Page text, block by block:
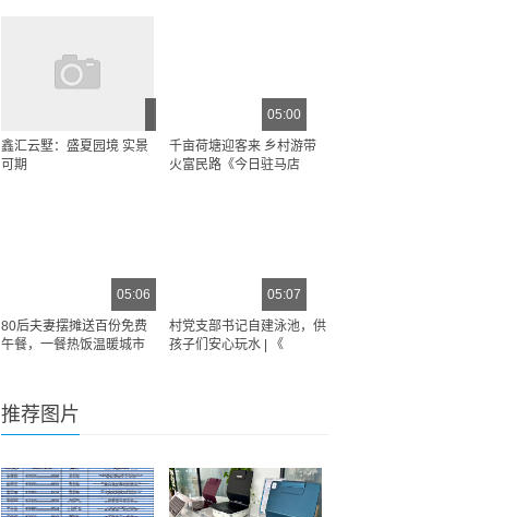
鑫汇云墅：盛夏园境 实景
可期
05:00
千亩荷塘迎客来 乡村游带
火富民路《今日驻马店
05:06
80后夫妻摆摊送百份免费
午餐，一餐热饭温暖城市
05:07
村党支部书记自建泳池，供
孩子们安心玩水 | 《
推荐图片